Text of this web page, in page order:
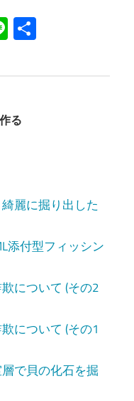
Line
る
麗に掘り出した
添付型フィッシン
について (その2
について (その1
で貝の化石を掘